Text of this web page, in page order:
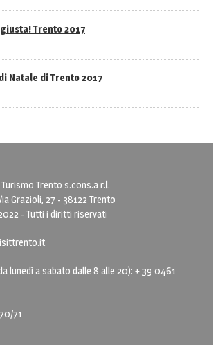
Trento 2017
Natale di Trento 2017
Trento s.cons.a r.l.
Grazioli, 27 - 38122 Trento
- Tutti i diritti riservati
lunedì a sabato dalle 8 alle 20): + 39 0461
71